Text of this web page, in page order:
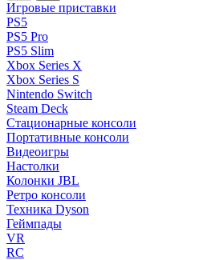
Игровые приставки
PS5
PS5 Pro
PS5 Slim
Xbox Series X
Xbox Series S
Nintendo Switch
Steam Deck
Стационарные консоли
Портативные консоли
Видеоигры
Настолки
Колонки JBL
Ретро консоли
Техника Dyson
Геймпады
VR
RC